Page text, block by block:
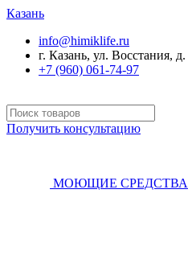
Казань
info@himiklife.ru
г. Казань, ул. Восстания,
+7 (960) 061-74-97
Получить консультацию
МОЮЩИЕ СРЕДСТВА